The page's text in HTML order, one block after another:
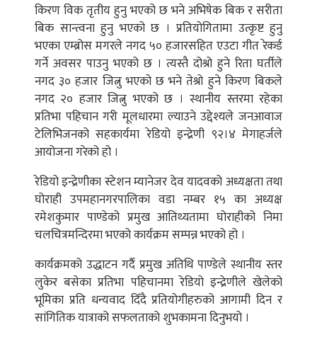
किरण विक तृतीय हुनु भएको छ भने अभिषेक बिक र सरीता
बिक सान्त्वना हुनु भएको छ । प्रतियोगितामा उत्कृष्ट हुनु
भएका एम्ब्रोस मगरले नगद ५० हजारसहित एउटा गीत रेकर्ड
गर्ने अवसर पाउनु भएको छ । त्यस्तै दोश्रो हुने रिता घर्तीले
नगद ३० हजार जित्नु भएको छ भने तेश्रो हुने किरण बिकले
नगद २० हजार जित्नु भएको छ । स्थानीय स्तरमा रहेका
प्रतिभा पहिचान गरी मूलधारमा ल्याउने उद्देश्यले जनआवाज
टेलिभिजनको सहकार्यमा रेडियो इन्द्रेणी ९२।४ मेगाहर्जले
आयोजना गरेको हो ।
रेडियो इन्द्रेणीका स्टेशन म्यानेजर देव यादवको अध्यक्षता तथा
घोराही उपमहानगरपालिका वडा नम्बर १५ का अध्यक्ष
रमेशकुमार पाण्डेको प्रमुख आतिथ्यतामा घोराहीको निमा
चलचित्रमन्दिरमा भएको कार्यक्रम सम्पन्न भएको हो ।
कार्यक्रमको उद्धाटन गर्दै प्रमुख अतिथि पाण्डेले स्थानीय स्तर
लुकेर बसेका प्रतिभा पहिचानमा रेडियो इन्द्रेणीले खेलेको
भूमिका प्रति धन्यवाद दिँदै प्रतियोगीहरुको आगामी दिन र
सांगितिक यात्राको सफलताको शुभकामना दिनुभयो ।